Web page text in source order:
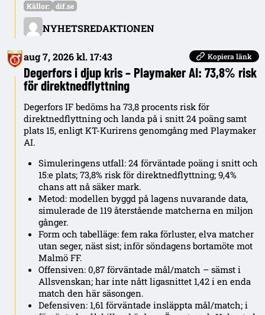
NYHETSREDAKTIONEN
Källor: dif.se
aug 7, 2026 kl. 17:43 Kopiera länk
Degerfors i djup kris – Playmaker AI: 73,8% risk
för direktnedflyttning
Degerfors IF bedöms ha 73,8 procents risk för
direktnedflyttning och landa på i snitt 24 poäng samt
plats 15, enligt KT-Kurirens genomgång med Playmaker
AI.
Simuleringens utfall: 24 förväntade poäng i snitt och
15:e plats; 73,8% risk för direktnedflyttning; 9,4%
chans att nå säker mark.
Metod: modellen byggd på lagens nuvarande data,
simulerade de 119 återstående matcherna en miljon
gånger.
Form och tabelläge: fem raka förluster, elva matcher
utan seger, näst sist; inför söndagens bortamöte mot
Malmö FF.
Offensiven: 0,87 förväntade mål/match – sämst i
Allsvenskan; har inte nått ligasnittet 1,42 i en enda
match den här säsongen.
Defensiven: 1,61 förväntade insläppta mål/match; i